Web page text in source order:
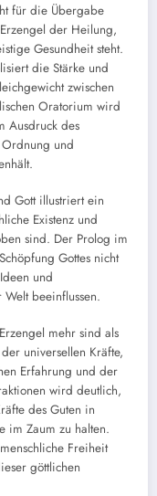
für die Übergabe
der Heilung,
Gesundheit steht.
die Stärke und
zwischen
Oratorium wird
Ausdruck des
und
Gott illustriert ein
Existenz und
sind. Der Prolog im
Gottes nicht
und
beeinflussen.
mehr sind als
universellen Kräfte,
Erfahrung und der
wird deutlich,
des Guten in
im Zaum zu halten.
Freiheit
göttlichen